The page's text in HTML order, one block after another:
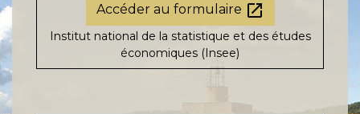
Accéder au formulaire open_in_new
Institut national de la statistique et des études
économiques (Insee)